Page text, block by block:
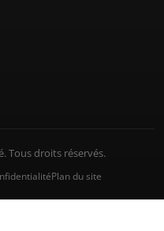
Tous droits réservés.
Plan du site